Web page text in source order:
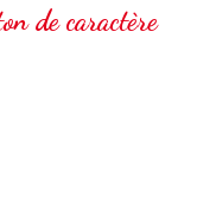
de caractère